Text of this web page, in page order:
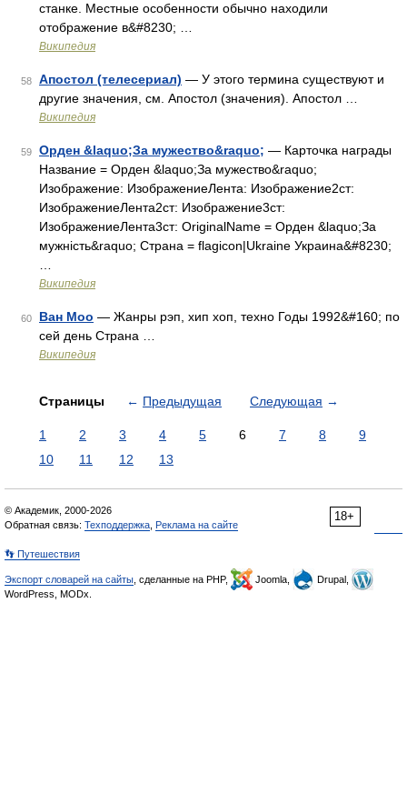
станке. Местные особенности обычно находили
отображение в&#8230; …
Википедия
58 Апостол (телесериал) — У этого термина существуют и
другие значения, см. Апостол (значения). Апостол …
Википедия
59 Орден &laquo;За мужество&raquo; — Карточка награды
Название = Орден &laquo;За мужество&raquo;
Изображение: ИзображениеЛента: Изображение2ст:
ИзображениеЛента2ст: Изображение3ст:
ИзображениеЛента3ст: OriginalName = Орден &laquo;За
мужність&raquo; Страна = flagicon|Ukraine Украина&#8230;
Википедия
60 Ван Моо — Жанры рэп, хип хоп, техно Годы 1992&#160; по
сей день Страна …
Википедия
Страницы ← Предыдущая Следующая →
1 2 3 4 5 6 7 8
9
10
11 12 13
18+
© Академик, 2000-2026
Обратная связь: Техподдержка Реклама на сайте
👣 Путешествия
Экспорт словарей на сайты , сделанные на PHP, Joomla,
Drupal,
WordPress, MODx.